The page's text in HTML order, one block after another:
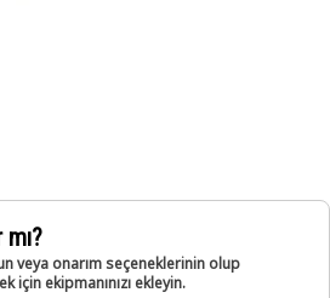
veya onarım seçeneklerinin olup
için ekipmanınızı ekleyin.